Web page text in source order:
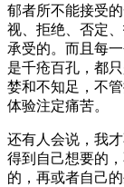
郁者所不能接受
视、拒绝、否定
承受的。而且每
是千疮百孔，都
婪和不知足，不
体验注定痛苦。
还有人会说，我
得到自己想要的
的，再或者自己